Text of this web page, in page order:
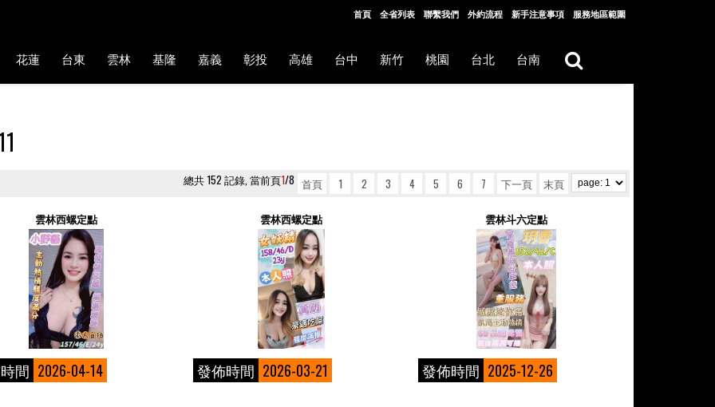
首頁 全省列表 聯繫我們 外約流程 新手注意事項 服務地區範圍
花蓮 台東 雲林 基隆 嘉義 彰投 高雄 台中 新竹 桃園 台北 台南
總共 152 記錄, 當前頁1/8 首頁 1 2 3 4 5 6 7 下一頁 末頁
雲林西螺定點
間 2026-04-14
雲林西螺定點
發佈時間 2026-03-21
雲林斗六定點
發佈時間 2025-12-26